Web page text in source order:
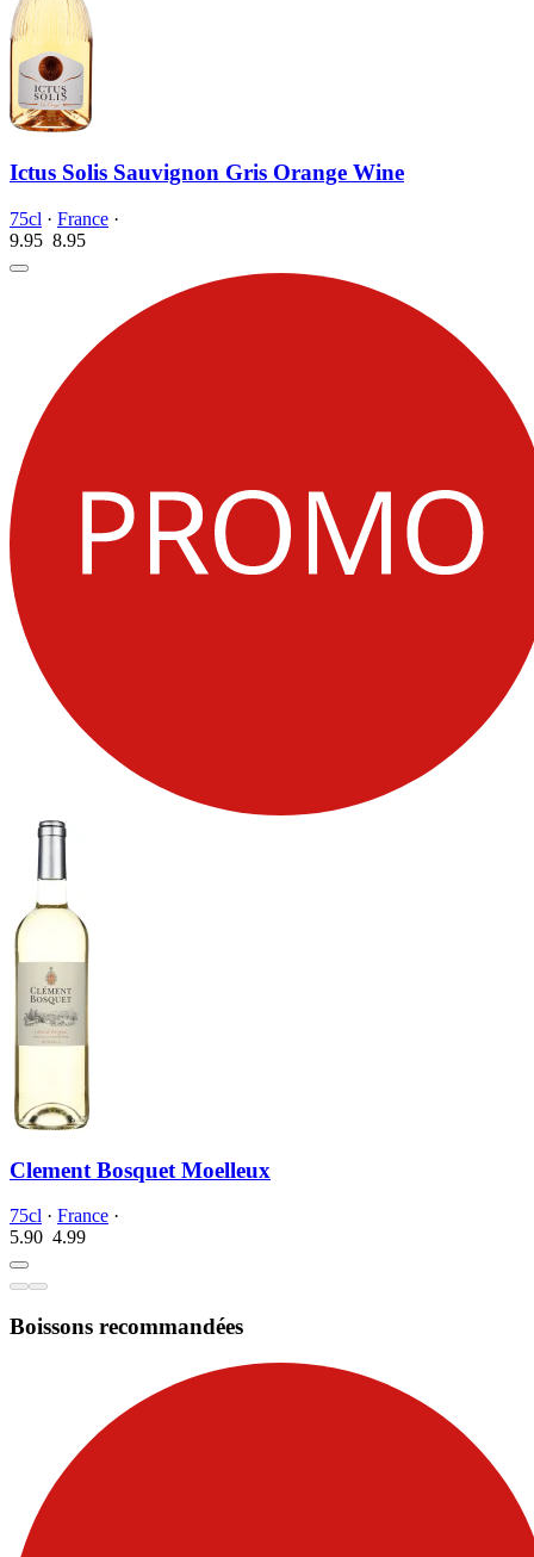
Ictus Solis Sauvignon Gris Orange Wine
75cl · France ·
9.95 8.95
Clement Bosquet Moelleux
75cl · France ·
5.90 4.99
Boissons recommandées